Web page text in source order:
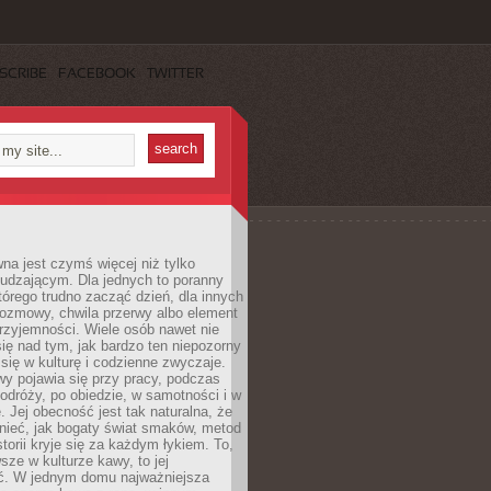
FACEBOOK TWITTER
jest czymś więcej niż tylko
Dla jednych to poranny
trudno zacząć dzień, dla innych
chwila przerwy albo element
Wiele osób nawet nie
nad tym, jak bardzo ten niepozorny
się w kulturę i codzienne zwyczaje.
pojawia się przy pracy, podczas
po obiedzie, w samotności i w
Jej obecność jest tak naturalna, że
jak bogaty świat smaków, metod
kryje się za każdym łykiem. To,
w kulturze kawy, to jej
W jednym domu najważniejsza